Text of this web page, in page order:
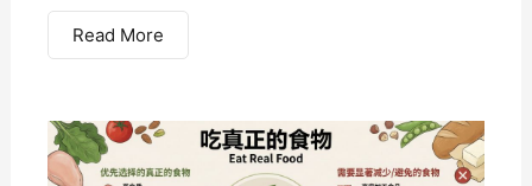
Read More